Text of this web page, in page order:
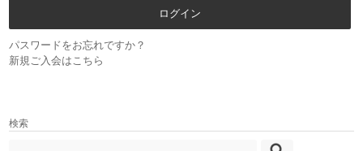
パスワードをお忘れですか？
新規ご入会はこちら
検索